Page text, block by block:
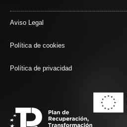
Aviso Legal
Política de cookies
Política de privacidad